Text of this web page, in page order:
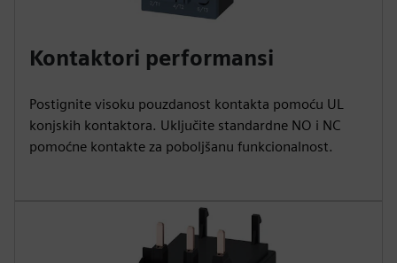
Kontaktori performansi
Postignite visoku pouzdanost kontakta pomoću UL
konjskih kontaktora. Uključite standardne NO i NC
pomoćne kontakte za poboljšanu funkcionalnost.